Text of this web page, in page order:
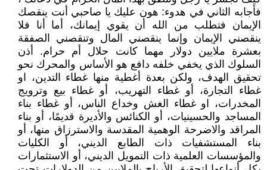
فأجابه الثاني في هدوء: هون عليك يا صاحبي أنت ينقصك
الإيمان فتطلب من الله أن يقوي إيمانك، أما أنا فلا
ينقصني الإيمان وإنما ينقصني المال وتنقصني الصفقة
بعشرة ملايين دولار مهما كانت حلال أم حرام. أذن
السلوك الذي يخفي خلفه دافع هو الأساس والمحرك نحو
تحقيق الهدف، ولكن بعدة أغطية منها غطاء التدين، او
غطاء التجارة، أو غطاء التهريب، أو غطاء بيع وترويج
المخدرات، او غطاء الغش وخداع الناس، أو غطاء بناء
المساجد والحسينيات، أو الكنائس والأديرة قديمًا، أو بناء
المراقد والاضرحة الوهمية المقدسة والاسترزاق منها، أو
بناء المستشفيات ذات الطابع الديني، أو الكليات
والمؤسسات العلمية ذات التمويل الديني، أو الاستثمارات